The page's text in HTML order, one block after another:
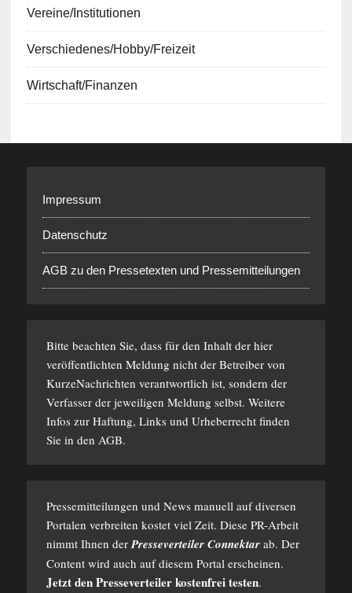
Vereine/Institutionen
Verschiedenes/Hobby/Freizeit
Wirtschaft/Finanzen
Impressum
Datenschutz
AGB zu den Pressetexten und Pressemitteilungen
Bitte beachten Sie, dass für den Inhalt der hier
veröffentlichten Meldung nicht der Betreiber von
KurzeNachrichten verantwortlich ist, sondern der
Verfasser der jeweiligen Meldung selbst. Weitere
Infos zur Haftung, Links und Urheberrecht finden
Sie in den AGB.
Pressemitteilungen und News manuell auf diversen
Portalen verbreiten kostet viel Zeit. Diese PR-Arbeit
nimmt Ihnen derPresseverteiler Connektarab. Der
Content wird auch auf diesem Portal erscheinen.
Jetzt den Presseverteiler kostenfrei testen.